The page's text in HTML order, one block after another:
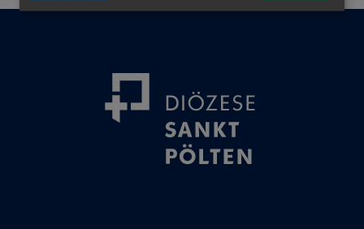
Seelische Gesundheit
Bibelgarten
Ölbaum